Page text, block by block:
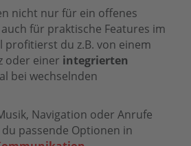
nicht nur für ein offenes
für praktische Features im
profitierst du z.B. von einem
oder einer integrierten
bei wechselnden
Navigation oder Anrufe
passende Optionen in